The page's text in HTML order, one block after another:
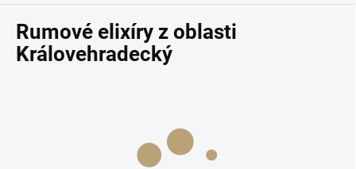
Rumové elixíry z oblasti
Královehradecký